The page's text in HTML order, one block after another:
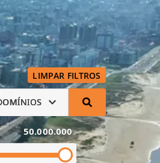
LIMPAR FILTROS
50.000.000